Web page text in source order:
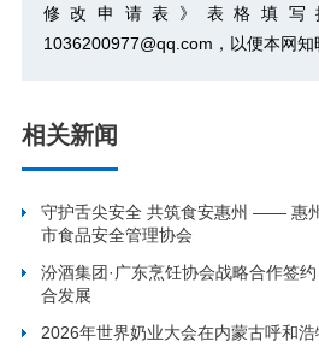
修改申请表》 表格填写
1036200977@qq.com，以便本网知
相关新闻
守护舌尖安全 共筑食安惠州 —— 惠
市食品安全管理协会
汾酒集团·广东烹饪协会战略合作签
合发展
2026年世界奶业大会在内蒙古呼和